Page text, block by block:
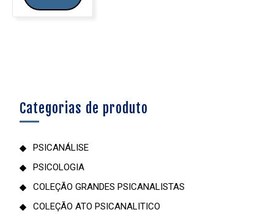
Categorias de produto
PSICANÁLISE
PSICOLOGIA
COLEÇÃO GRANDES PSICANALISTAS
COLEÇÃO ATO PSICANALITICO